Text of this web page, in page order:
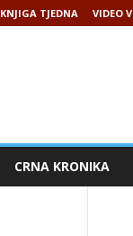
KNJIGA TJEDNA VIDEO
CRNA KRONIKA